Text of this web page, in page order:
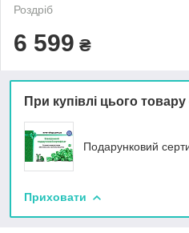
Роздріб
6 599 ₴
При купівлі цього
Подарунковий
Приховати